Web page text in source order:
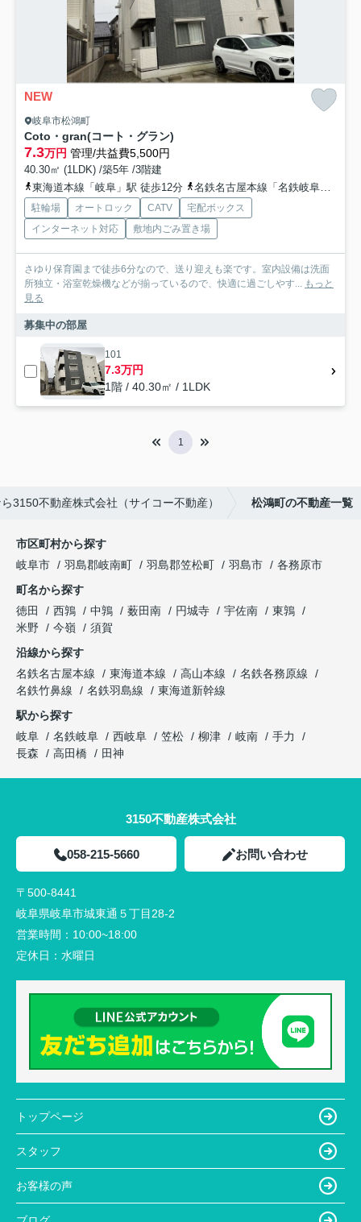
NEW
岐阜市松鴻町
Coto・gran(コート・グラン)
7.3万円 管理/共益費5,500円
40.30㎡ (1LDK) /築5年 /3階建
東海道本線「岐阜」駅 徒歩12分
名鉄名古屋本線「名鉄岐阜」駅 徒歩10分
駐輪場 オートロック CATV
宅配ボックス
インターネット対応
敷地内ごみ置き場
さゆり保育園まで徒歩6分なので、送り迎えも楽です。室内設備は洗面
所独立・浴室乾燥機などが揃っているので、快適に過ごしやす... もっと
見る
募集中の部屋
101
7.3万円
1階 / 40.30㎡ / 1LDK
1
3150不動産株式会社（サイコー不動産） 松鴻町の不動産一覧
市区町村から探す
岐阜市
羽島郡岐南町 羽島郡笠松町 羽島市
各務原市
町名から探す
徳田
西鶉 中鶉 薮田南 円城寺 宇佐南
東鶉
米野
今嶺
須賀
沿線から探す
名鉄名古屋本線
東海道本線 高山本線
名鉄各務原線
名鉄竹鼻線
名鉄羽島線
東海道新幹線
駅から探す
岐阜
名鉄岐阜 西岐阜 笠松 柳津 岐南
手力
長森
高田橋 田神
3150不動産株式会社
058-215-5660 お問い合わせ
〒500-8441
岐阜県岐阜市城東通５丁目28-2
営業時間： 10:00~18:00
定休日： 水曜日
トップページ
スタッフ
お客様の声